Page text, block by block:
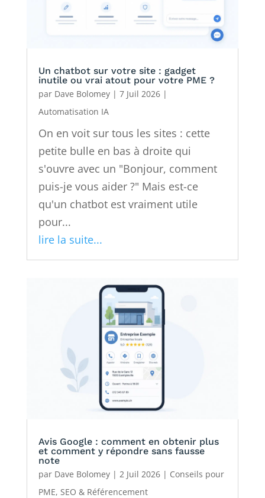
Un chatbot sur votre site : gadget
inutile ou vrai atout pour votre PME ?
par Dave Bolomey| 7 Juil 2026|
Automatisation IA
On en voit sur tous les sites : cette
petite bulle en bas à droite qui
s'ouvre avec un "Bonjour, comment
puis-je vous aider ?" Mais est-ce
qu'un chatbot est vraiment utile
pour...
lire la suite...
Avis Google : comment en obtenir plus
et comment y répondre sans fausse
note
par Dave Bolomey| 2 Juil 2026| Conseils pour
PME, SEO & Référencement